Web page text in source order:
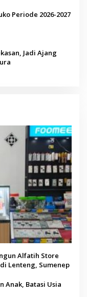
Periode 2026-2027
Jadi Ajang
Alfatih Store
Lenteng, Sumenep
Anak, Batasi Usia